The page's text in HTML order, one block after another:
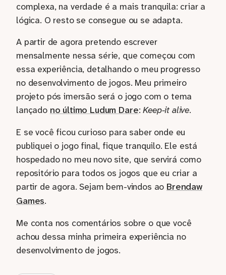
complexa, na verdade é a mais tranquila: criar a
lógica. O resto se consegue ou se adapta.
A partir de agora pretendo escrever
mensalmente nessa série, que começou com
essa experiência, detalhando o meu progresso
no desenvolvimento de jogos. Meu primeiro
projeto pós imersão será o jogo com o tema
lançado no último Ludum Dare:Keep-it alive.
E se você ficou curioso para saber onde eu
publiquei o jogo final, fique tranquilo. Ele está
hospedado no meu novo site, que servirá como
repositório para todos os jogos que eu criar a
partir de agora. Sejam bem-vindos ao Brendaw
Games.
Me conta nos comentários sobre o que você
achou dessa minha primeira experiência no
desenvolvimento de jogos.